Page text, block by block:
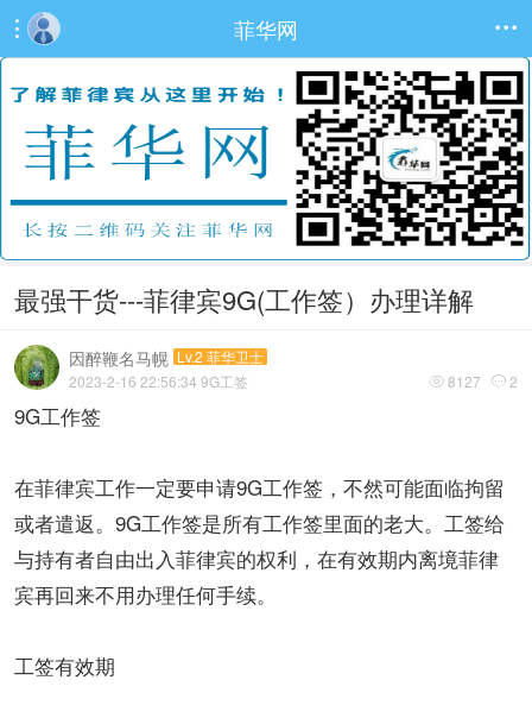
 菲华网 
最强干货---菲律宾9G(工作签）办理详解
因醉鞭名马幌 Lv.2 菲华卫士
 8127  2
2023-2-16 22:56:34 9G工签
9G工作签
在菲律宾工作一定要申请9G工作签，不然可能面临拘留
或者遣返。9G工作签是所有工作签里面的老大。工签给
与持有者自由出入菲律宾的权利，在有效期内离境菲律
宾再回来不用办理任何手续。
工签有效期